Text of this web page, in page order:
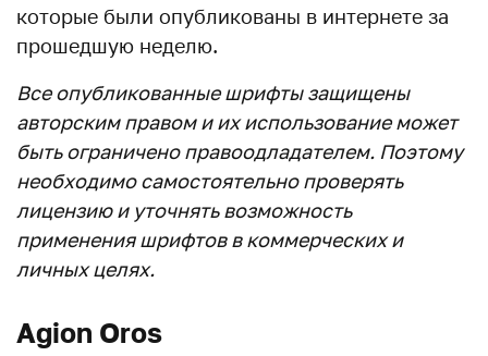
которые были опубликованы в интернете за
прошедшую неделю.
Все опубликованные шрифты защищены
авторским правом и их использование может
быть ограничено правоодладателем. Поэтому
необходимо самостоятельно проверять
лицензию и уточнять возможность
применения шрифтов в коммерческих и
личных целях.
Agion Oros